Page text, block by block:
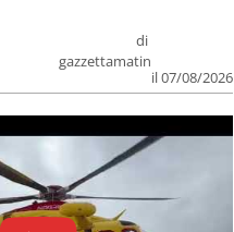
di
gazzettamatin
il 07/08/2026